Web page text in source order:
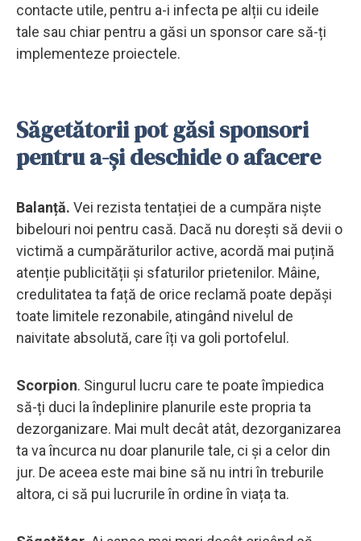
contacte utile, pentru a-i infecta pe alții cu ideile
tale sau chiar pentru a găsi un sponsor care să-ți
implementeze proiectele.
Săgetătorii pot găsi sponsori
pentru a-și deschide o afacere
Balanță. Vei rezista tentației de a cumpăra niște
bibelouri noi pentru casă. Dacă nu dorești să devii o
victimă a cumpărăturilor active, acordă mai puțină
atenție publicității și sfaturilor prietenilor. Mâine,
credulitatea ta față de orice reclamă poate depăși
toate limitele rezonabile, atingând nivelul de
naivitate absolută, care îți va goli portofelul.
Scorpion. Singurul lucru care te poate împiedica
să-ți duci la îndeplinire planurile este propria ta
dezorganizare. Mai mult decât atât, dezorganizarea
ta va încurca nu doar planurile tale, ci și a celor din
jur. De aceea este mai bine să nu intri în treburile
altora, ci să pui lucrurile în ordine în viața ta.